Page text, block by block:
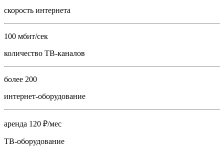
скорость интернета
100 мбит/сек
количество ТВ-каналов
более 200
интернет-оборудование
аренда 120 ₽/мес
ТВ-оборудование